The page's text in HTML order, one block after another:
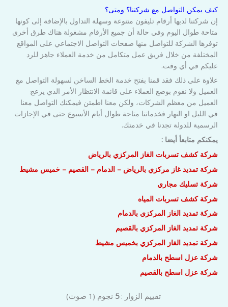
كيف يمكن التواصل مع شركتنا؟ ومتى؟
إن شركتنا لديها أرقام تليفون متنوعة وسهلة التداول بالإضافة إلى كونها
متاحة طوال اليوم وفي حالة أن جميع الأرقام مشغولة هناك طرق أخرى
توفرها الشركة للتواصل منها صفحات التواصل الاجتماعي على المواقع
المختلفة من خلال فريق عمل متكامل من خدمة العملاء جاهز للرد
عليكم في أي وقت.
علاوة على ذلك فقد قمنا بفتح خدمة الخط الساخن لسهولة التواصل مع
العميل ولا نقوم بوضع العملاء على قائمة الانتظار الأمر الذي يزعج
العميل من معظم الشركات، ولكن معنا اطمئن فيمكنك التواصل معنا
في الليل او النهار فخدماتنا متاحة طوال أيام الأسبوع حتى في الإجازات
الرسمية للدولة تجدنا في خدمتك.
يمكنكم متابعأ أيضا :
شركة كشف تسربات الغاز المركزي بالرياض
شركة تمديد غاز مركزي بالرياض – الدمام – القصيم – خميس مشيط
شركة تسليك مجاري
شركة كشف تسربات المياه
شركة تمديد الغاز المركزي بالدمام
شركة تمديد الغاز المركزي بالقصيم
شركة تمديد الغاز المركزي بخميس مشيط
شركة عزل اسطح بالدمام
شركة عزل اسطح بالقصيم
تقييم الزوار : 5 نجوم (
1 صوت)